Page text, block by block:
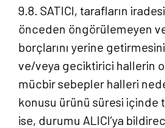
9.8. SATICI, tarafların
önceden öngörülemeyen
borçlarını yerine
ve/veya geciktirici hallerin
mücbir sebepler halleri
konusu ürünü süresi içinde
ise, durumu ALICI’ya